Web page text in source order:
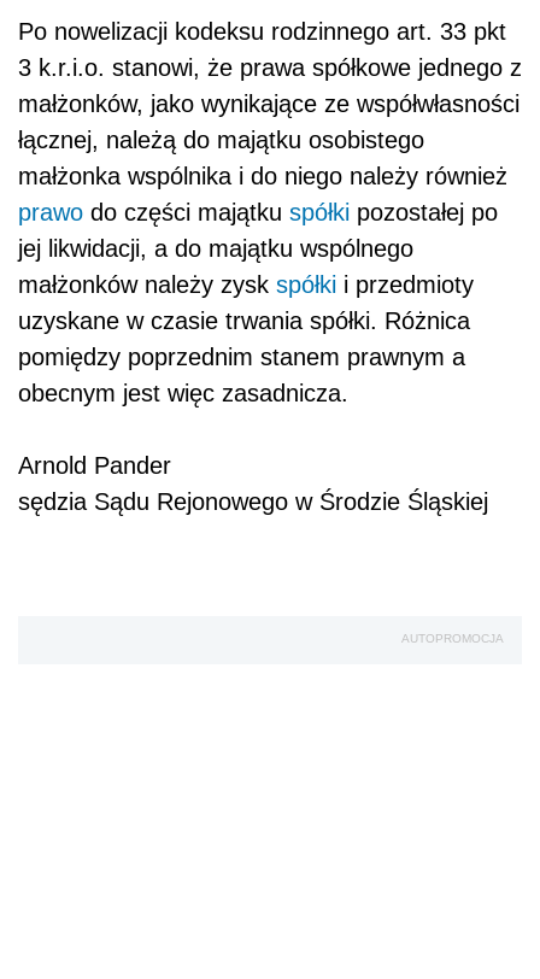
Po nowelizacji kodeksu rodzinnego art. 33 pkt
3 k.r.i.o. stanowi, że prawa spółkowe jednego z
małżonków, jako wynikające ze współwłasności
łącznej, należą do majątku osobistego
małżonka wspólnika i do niego należy również
prawo do części majątku spółki pozostałej po
jej likwidacji, a do majątku wspólnego
małżonków należy zysk spółki i przedmioty
uzyskane w czasie trwania spółki. Różnica
pomiędzy poprzednim stanem prawnym a
obecnym jest więc zasadnicza.
Arnold Pander
sędzia Sądu Rejonowego w Środzie Śląskiej
AUTOPROMOCJA